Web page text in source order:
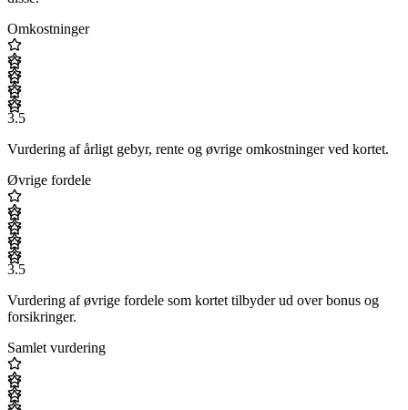
Omkostninger
3.5
Vurdering af årligt gebyr, rente og øvrige omkostninger ved kortet.
Øvrige fordele
3.5
Vurdering af øvrige fordele som kortet tilbyder ud over bonus og
forsikringer.
Samlet vurdering